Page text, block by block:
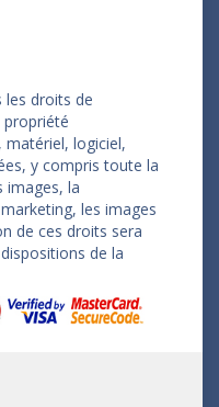
les droits de
logiciel,
y compris toute la
images, la
les images
de ces droits sera
de la